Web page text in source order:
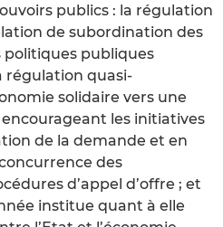
publics : la régulation
de subordination des
politiques publiques
régulation quasi-
solidaire vers une
les initiatives
de la demande et en
des
d’appel d’offre ; et
institue quant à elle